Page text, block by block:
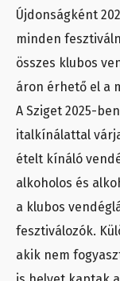
Újdonságként
minden
összes klubos
áron érhető el a
A Sziget 2025-
italkínálattal
ételt kínáló
alkoholos és
a klubos
fesztiválozók.
akik nem